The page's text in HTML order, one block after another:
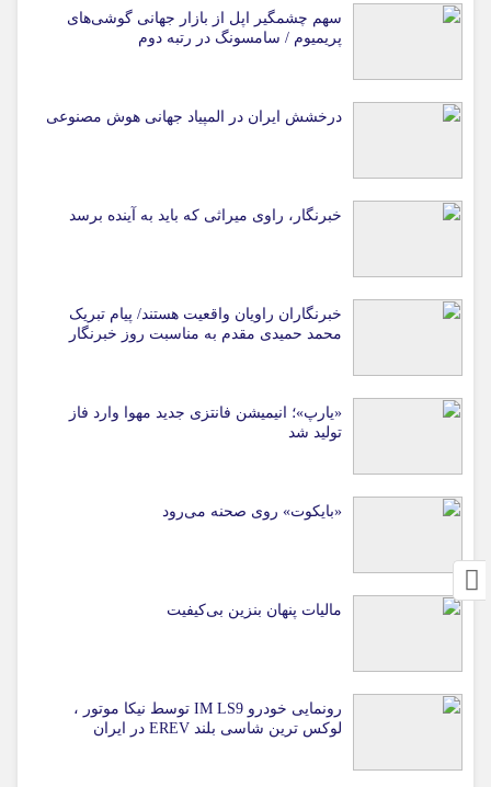
سهم چشمگیر اپل از بازار جهانی گوشی‌های
پریمیوم / سامسونگ در رتبه دوم
درخشش ایران در المپیاد جهانی هوش مصنوعی
خبرنگار، راوی میراثی که باید به آینده برسد
خبرنگاران راویان واقعیت هستند/ پیام تبریک
محمد حمیدی مقدم به مناسبت روز خبرنگار
«یارپ»؛ انیمیشن فانتزی جدید مهوا وارد فاز
تولید شد
«بایکوت» روی صحنه می‌رود
مالیات پنهان بنزین بی‌کیفیت
رونمایی خودرو IM LS9 توسط نیکا موتور ،
لوکس ترین شاسی بلند EREV در ایران